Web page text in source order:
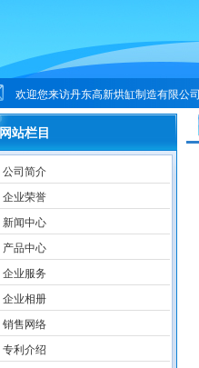
欢迎您来访丹东高新烘缸制造有限公司
网站栏目
公司简介
企业荣誉
新闻中心
产品中心
企业服务
企业相册
销售网络
专利介绍